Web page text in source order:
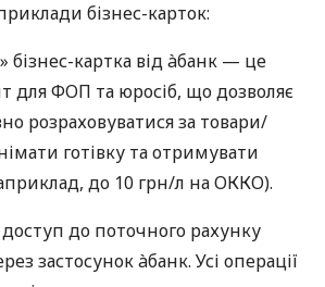
бізнес-карток:
бізнес-картка від àбанк — це
для ФОП та юросіб, що дозволяє
розраховуватися за товари/
готівку та отримувати
до 10 грн/л на ОККО).
до поточного рахунку
застосунок àбанк. Усі операції